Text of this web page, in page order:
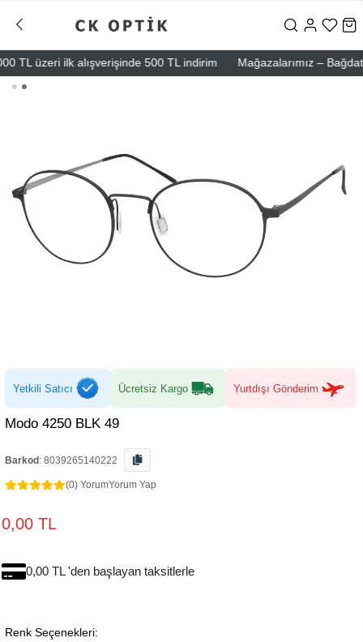
üzeri ilk alışverişinde 500 TL indirim Mağazalarımız – Bağdat
Yetkili Satıcı Ücretsiz Kargo Yurtdışı Gönderim
Modo 4250 BLK 49
Barkod : 8039265140222
(0) YorumYorum Yap
0,00 TL
0,00 TL 'den başlayan taksitlerle
Renk Seçenekleri: